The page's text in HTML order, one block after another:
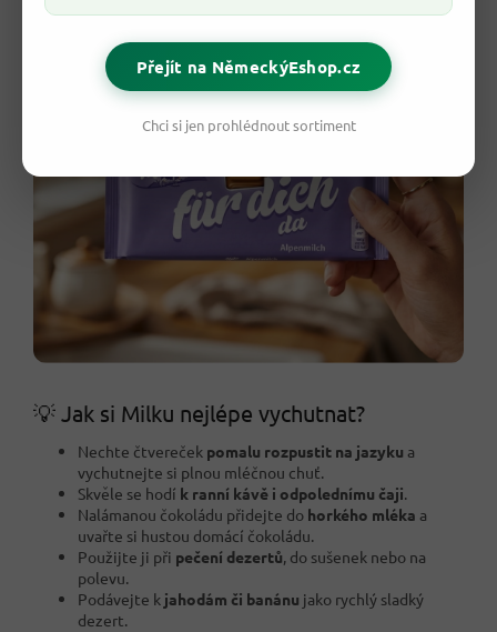
Přejít na NěmeckýEshop.cz
Chci si jen prohlédnout sortiment
tabulka vystačí nahned několik takových chvil.
💡 Jak si Milku nejlépe vychutnat?
Nechte čtvereček pomalu rozpustit na jazyku a
vychutnejte si plnou mléčnou chuť.
Skvěle se hodí k ranní kávě i odpolednímu čaji
Nalámanou čokoládu přidejte do horkého mléka a
uvařte si hustou domácí čokoládu.
Použijte ji při pečení dezertů , do sušenek nebo na
polevu.
Podávejte k jahodám či banánu jako rychlý sladký
dezert.